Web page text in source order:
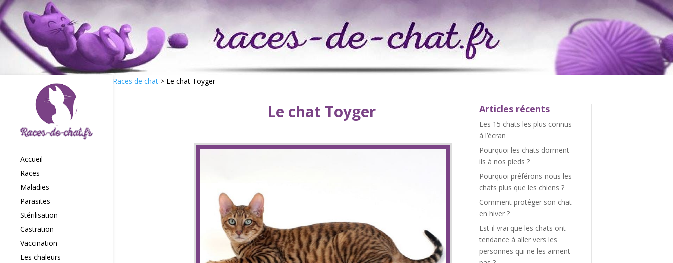
Accueil
Races
Maladies
Parasites
Stérilisation
Castration
Vaccination
Les chaleurs
Races de chat > Le chat Toyger
Le chat Toyger Articles récents
Les 15 chats les plus connus
à l’écran
Pourquoi les chats dorment-
ils à nos pieds ?
Pourquoi préférons-nous les
chats plus que les chiens ?
Comment protéger son chat
en hiver ?
Est-il vrai que les chats ont
tendance à aller vers les
personnes qui ne les aiment